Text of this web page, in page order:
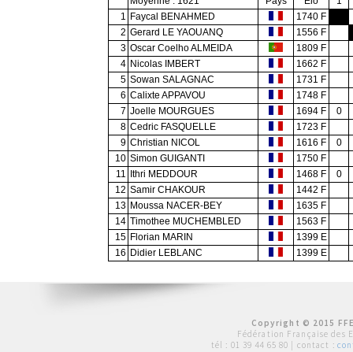
1 Faycal BENAHMED
1740 F
2 Gerard LE YAOUANQ
1556 F
3 Oscar Coelho ALMEIDA
1809 F
4 Nicolas IMBERT
1662 F
5 Sowan SALAGNAC
1731 F
6 Calixte APPAVOU
1748 F
7 Joelle MOURGUES 1694 F
0
8 Cedric FASQUELLE
1723 F
9 Christian NICOL 1616 F
0
10 Simon GUIGANTI
1750 F
11
Ithri MEDDOUR 1468 F
0
12 Samir CHAKOUR
1442 F
13 Moussa NACER-BEY
1635 F
14 Timothee MUCHEMBLED
1563 F
15 Florian MARIN
1399 E
16 Didier LEBLANC 1399 E
Copyright © 2015
Fédération Française des
tél : 01 39 44 65 80 | contact :